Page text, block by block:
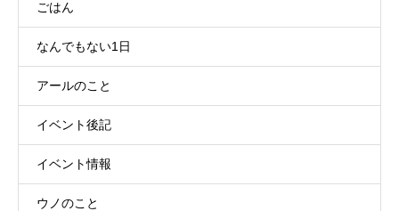
ごはん
なんでもない1日
アールのこと
イベント後記
イベント情報
ウノのこと